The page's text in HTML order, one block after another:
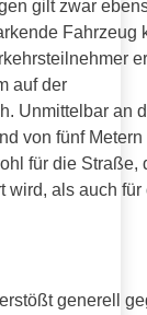
gilt zwar
Fahrzeug
auf der
Unmittelbar an
von fünf Metern
für die Straße,
wird, als auch für
generell